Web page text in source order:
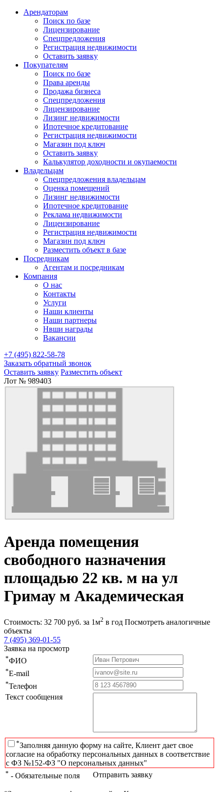
Арендаторам
Поиск по базе
Лицензирование
Спецпредложения
Регистрация недвижимости
Оставить заявку
Покупателям
Поиск по базе
Права аренды
Продажа бизнеса
Спецпредложения
Лицензирование
Лизинг недвижимости
Ипотечное кредитование
Регистрация недвижимости
Магазин под ключ
Оставить заявку
Калькулятор доходности и окупаемости
Владельцам
Спецпредложения владельцам
Оценка помещений
Лизинг недвижимости
Ипотечное кредитование
Реклама недвижимости
Лицензирование
Регистрация недвижимости
Магазин под ключ
Разместить объект в базе
Посредникам
Агентам и посредникам
Компания
О нас
Контакты
Услуги
Наши клиенты
Наши партнеры
Нвши награды
Вакансии
+7 (495) 822-58-78
Заказать обратный звонок
Оставить заявку Разместить объект
Лот № 989403
Аренда помещения
свободного назначения
площадью 22 кв. м на ул
Гримау м Академическая
Стоимость: 32 700 руб. за 1м2 в год Посмотреть аналогичные
объекты
7 (495) 369-01-55
Заявка на просмотр
*ФИО
*E-mail
*Телефон
Текст сообщения
*Заполняя данную форму на сайте, Клиент дает свое
согласие на обработку персональных данных в соответствие
с ФЗ №152-ФЗ "О персональных данных"
* - Обязательные поля Отправить заявку